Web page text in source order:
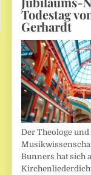
Todestag
Gerhardt
Der Theologe und
Bunners hat sich